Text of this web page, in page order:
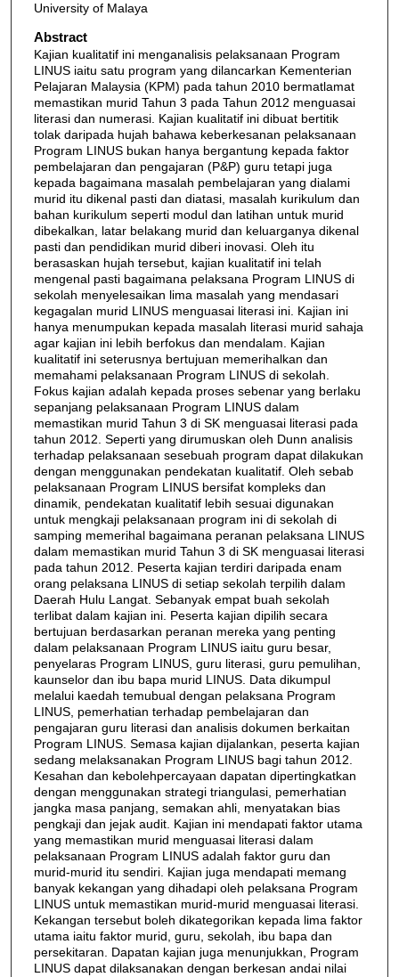
University of Malaya
Abstract
Kajian kualitatif ini menganalisis pelaksanaan Program
LINUS iaitu satu program yang dilancarkan Kementerian
Pelajaran Malaysia (KPM) pada tahun 2010 bermatlamat
memastikan murid Tahun 3 pada Tahun 2012 menguasai
literasi dan numerasi. Kajian kualitatif ini dibuat bertitik
tolak daripada hujah bahawa keberkesanan pelaksanaan
Program LINUS bukan hanya bergantung kepada faktor
pembelajaran dan pengajaran (P&P) guru tetapi juga
kepada bagaimana masalah pembelajaran yang dialami
murid itu dikenal pasti dan diatasi, masalah kurikulum dan
bahan kurikulum seperti modul dan latihan untuk murid
dibekalkan, latar belakang murid dan keluarganya dikenal
pasti dan pendidikan murid diberi inovasi. Oleh itu
berasaskan hujah tersebut, kajian kualitatif ini telah
mengenal pasti bagaimana pelaksana Program LINUS di
sekolah menyelesaikan lima masalah yang mendasari
kegagalan murid LINUS menguasai literasi ini. Kajian ini
hanya menumpukan kepada masalah literasi murid sahaja
agar kajian ini lebih berfokus dan mendalam. Kajian
kualitatif ini seterusnya bertujuan memerihalkan dan
memahami pelaksanaan Program LINUS di sekolah.
Fokus kajian adalah kepada proses sebenar yang berlaku
sepanjang pelaksanaan Program LINUS dalam
memastikan murid Tahun 3 di SK menguasai literasi pada
tahun 2012. Seperti yang dirumuskan oleh Dunn analisis
terhadap pelaksanaan sesebuah program dapat dilakukan
dengan menggunakan pendekatan kualitatif. Oleh sebab
pelaksanaan Program LINUS bersifat kompleks dan
dinamik, pendekatan kualitatif lebih sesuai digunakan
untuk mengkaji pelaksanaan program ini di sekolah di
samping memerihal bagaimana peranan pelaksana LINUS
dalam memastikan murid Tahun 3 di SK menguasai literasi
pada tahun 2012. Peserta kajian terdiri daripada enam
orang pelaksana LINUS di setiap sekolah terpilih dalam
Daerah Hulu Langat. Sebanyak empat buah sekolah
terlibat dalam kajian ini. Peserta kajian dipilih secara
bertujuan berdasarkan peranan mereka yang penting
dalam pelaksanaan Program LINUS iaitu guru besar,
penyelaras Program LINUS, guru literasi, guru pemulihan,
kaunselor dan ibu bapa murid LINUS. Data dikumpul
melalui kaedah temubual dengan pelaksana Program
LINUS, pemerhatian terhadap pembelajaran dan
pengajaran guru literasi dan analisis dokumen berkaitan
Program LINUS. Semasa kajian dijalankan, peserta kajian
sedang melaksanakan Program LINUS bagi tahun 2012.
Kesahan dan kebolehpercayaan dapatan dipertingkatkan
dengan menggunakan strategi triangulasi, pemerhatian
jangka masa panjang, semakan ahli, menyatakan bias
pengkaji dan jejak audit. Kajian ini mendapati faktor utama
yang memastikan murid menguasai literasi dalam
pelaksanaan Program LINUS adalah faktor guru dan
murid-murid itu sendiri. Kajian juga mendapati memang
banyak kekangan yang dihadapi oleh pelaksana Program
LINUS untuk memastikan murid-murid menguasai literasi.
Kekangan tersebut boleh dikategorikan kepada lima faktor
utama iaitu faktor murid, guru, sekolah, ibu bapa dan
persekitaran. Dapatan kajian juga menunjukkan, Program
LINUS dapat dilaksanakan dengan berkesan andai nilai